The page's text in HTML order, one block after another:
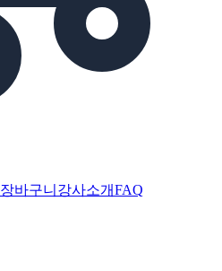
장바구니 강사소개FAQ